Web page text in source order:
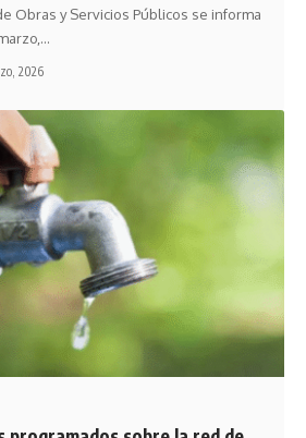
Obras y Servicios Públicos se informa
2026